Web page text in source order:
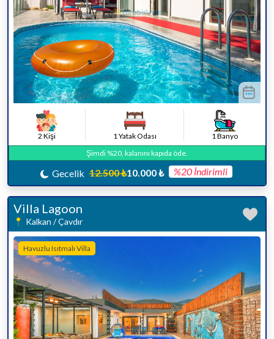
2 Kişi 1 Yatak Odası
1 Banyo
Şimdi %20, kalanını kapıda öde.
Gecelik 12.500 ₺10.000 ₺ %20 İndirimli
Villa Lagoon
Kalkan / Çavdır
Havuzlu Isıtmalı Villa